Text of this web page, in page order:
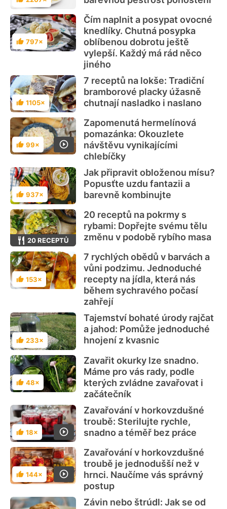
Hodnocení
Hodnocení
797×
Čím naplnit a posypat ovocné
knedlíky. Chutná posypka
oblíbenou dobrotu ještě
vylepší. Každý má rád něco
jiného
Hodnocení
1105×
7 receptů na lokše: Tradiční
bramborové placky úžasně
chutnají nasladko i naslano
Hodnocení
99×
Zapomenutá hermelínová
pomazánka: Okouzlete
návštěvu vynikajícími
chlebíčky
Hodnocení
937×
Jak připravit obloženou mísu?
Popusťte uzdu fantazii a
barevně kombinujte
20 RECEPTŮ
20 receptů na pokrmy s
rybami: Dopřejte svému tělu
změnu v podobě rybího masa
Hodnocení
153×
7 rychlých obědů v barvách a
vůni podzimu. Jednoduché
recepty na jídla, která nás
během sychravého počasí
zahřejí
Hodnocení
233×
Tajemství bohaté úrody rajčat
a jahod: Pomůže jednoduché
hnojení z kvasnic
Hodnocení
48×
Zavařit okurky lze snadno.
Máme pro vás rady, podle
kterých zvládne zavařovat i
začátečník
Hodnocení
18×
Zavařování v horkovzdušné
troubě: Sterilujte rychle,
snadno a téměř bez práce
Hodnocení
144×
Zavařování v horkovzdušné
troubě je jednodušší než v
hrnci. Naučíme vás správný
postup
Závin nebo štrúdl: Jak se od